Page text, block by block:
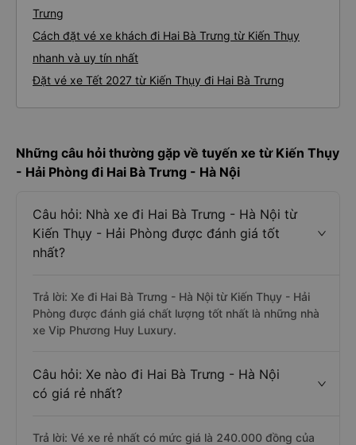
Trưng
Cách đặt vé xe khách đi Hai Bà Trưng từ Kiến Thụy
nhanh và uy tín nhất
Đặt vé xe Tết 2027 từ Kiến Thụy đi Hai Bà Trưng
Những câu hỏi thường gặp về tuyến xe từ Kiến Thụy
- Hải Phòng đi Hai Bà Trưng - Hà Nội
Câu hỏi: Nhà xe đi Hai Bà Trưng - Hà Nội từ
Kiến Thụy - Hải Phòng được đánh giá tốt
nhất?
Trả lời: Xe đi Hai Bà Trưng - Hà Nội từ Kiến Thụy - Hải
Phòng được đánh giá chất lượng tốt nhất là những nhà
xe Vip Phương Huy Luxury.
Câu hỏi: Xe nào đi Hai Bà Trưng - Hà Nội
có giá rẻ nhất?
Trả lời: Vé xe rẻ nhất có mức giá là 240.000 đồng của